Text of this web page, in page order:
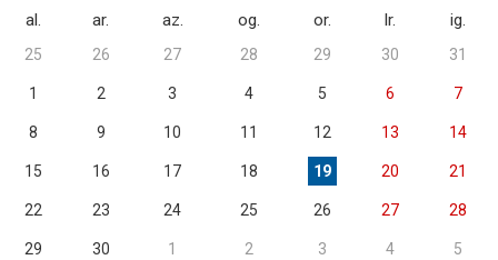
al. ar. az. og. or. lr. ig.
25 26 27 28 29 30 31
1 2 3 4 5 6 7
8 9 10 11 12 13 14
15 16 17 18 19 20 21
22 23 24 25 26 27 28
29 30 1 2 3 4 5